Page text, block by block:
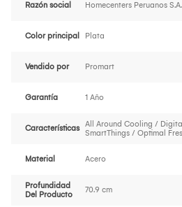
Razón social Homecenters Peruanos
Color principal Plata
Vendido por Promart
Garantía 1 Año
Características
All Around Cooling /
SmartThings / Optimal
Material Acero
Profundidad
Del Producto
70.9 cm